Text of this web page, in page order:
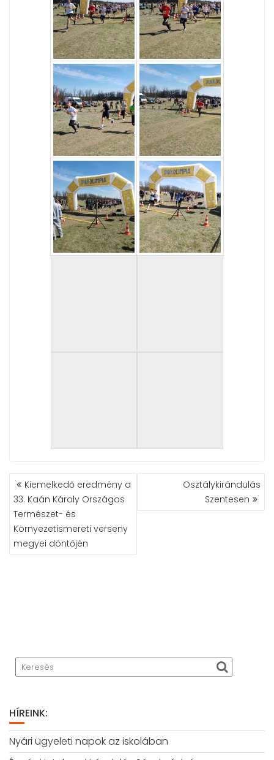
BEJEGYZÉS
NAVIGÁCIÓ
Kiemelkedő eredmény a
33. Kaán Károly Országos
Természet- és
Környezetismereti verseny
megyei döntőjén
Osztálykirándulás
Szentesen
HÍREINK:
Nyári ügyeleti napok az iskolában